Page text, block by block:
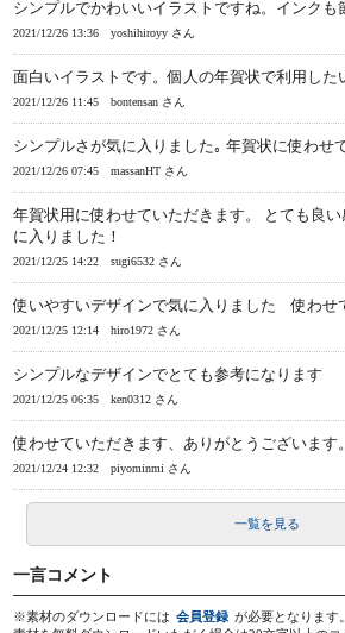
シンプルでかわいいイラストですね。インクも
2021/12/26 13:36 yoshihiroyy さん
面白いイラストです。個人の年賀状で利用した
2021/12/26 11:45 bontensan さん
シンプルさが気に入りました｡ 年賀状に使わせ
2021/12/26 07:45 massanHT さん
年賀状用に使わせていただきます。 とても良
に入りました！
2021/12/25 14:22 sugi6532 さん
使いやすいデザインで気に入りました 使わせ
2021/12/25 12:14 hiro1972 さん
シンプルなデザインでとても参考になります
2021/12/25 06:35 ken0312 さん
使わせていただきます、ありがとうございます。
2021/12/24 12:32 piyominmi さん
一覧を見る
一言コメント
※素材のダウンロードには 会員登録 が必要となります。